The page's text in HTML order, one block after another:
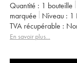
Quantité : 1 bouteille
marquée
Niveau : 1
TVA récupérable :
Appellation :
En savoir plus...